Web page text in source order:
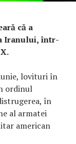
că a
Iranului, într-
lovituri în
ordinul
în
al armatei
american